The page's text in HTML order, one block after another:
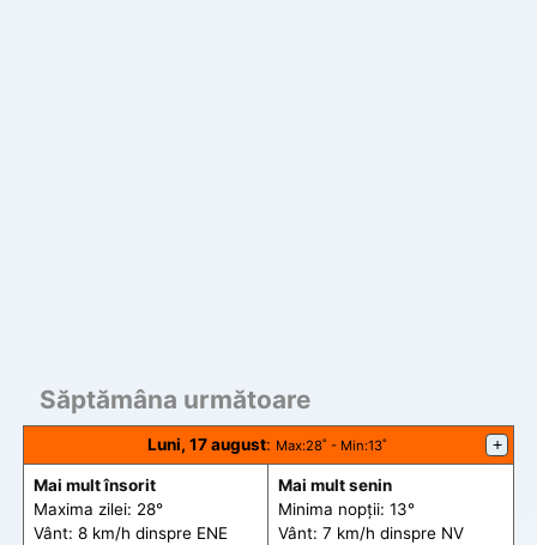
Săptămâna următoare
Luni, 17 august: Max:28˚ - Min:13˚ +
Mai mult însorit
Maxima zilei: 28°
Vânt: 8 km/h dinspre ENE
Mai mult senin
Minima nopții: 13°
Vânt: 7 km/h dinspre NV